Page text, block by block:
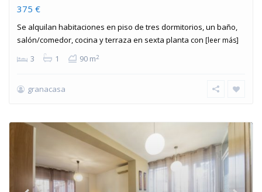
375 €
Se alquilan habitaciones en piso de tres dormitorios, un baño,
salón/comedor, cocina y terraza en sexta planta con [leer más]
3 1 90 m2
granacasa